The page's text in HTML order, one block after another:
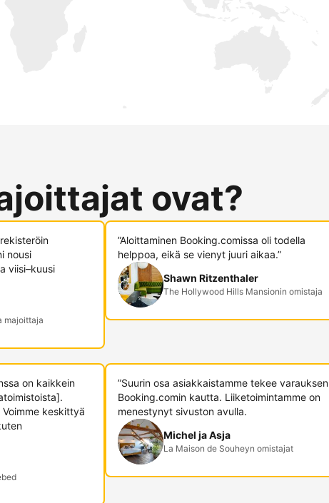
ovat?
nousi
viisi–kuusi
majoittaja
”Aloittaminen Booking.comissa oli todella
helppoa, eikä se vienyt juuri aikaa.”
Shawn Ritzenthaler
The Hollywood Hills Mansionin omistaja
on kaikkein
keskittyä
”Suurin osa asiakkaistamme tekee varauksen
Booking.comin kautta. Liiketoimintamme on
menestynyt sivuston avulla.
Michel ja Asja
La Maison de Souheyn omistajat